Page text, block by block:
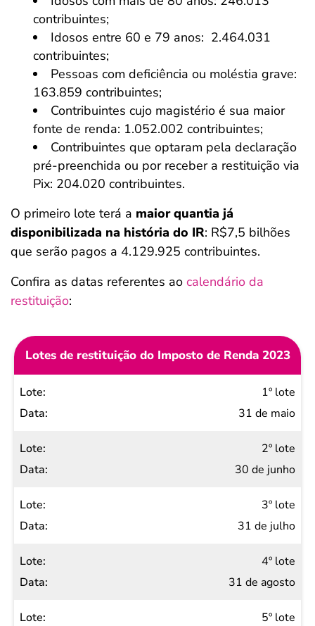
contribuintes;
Idosos entre 60 e 79 anos: 2.464.031
contribuintes;
Pessoas com deficiência ou moléstia grave:
163.859 contribuintes;
Contribuintes cujo magistério é sua maior
fonte de renda: 1.052.002 contribuintes;
Contribuintes que optaram pela declaração
pré-preenchida ou por receber a restituição via
Pix: 204.020 contribuintes.
O primeiro lote terá a maior quantia já
disponibilizada na história do IR: R$7,5 bilhões
que serão pagos a 4.129.925 contribuintes.
Confira as datas referentes ao calendário da
restituição:
Lotes de restituição do Imposto de Renda 2023
Lote
Data
1º lote
31 de maio
2º lote
30 de junho
3º lote
31 de julho
4º lote
31 de agosto
5º lote